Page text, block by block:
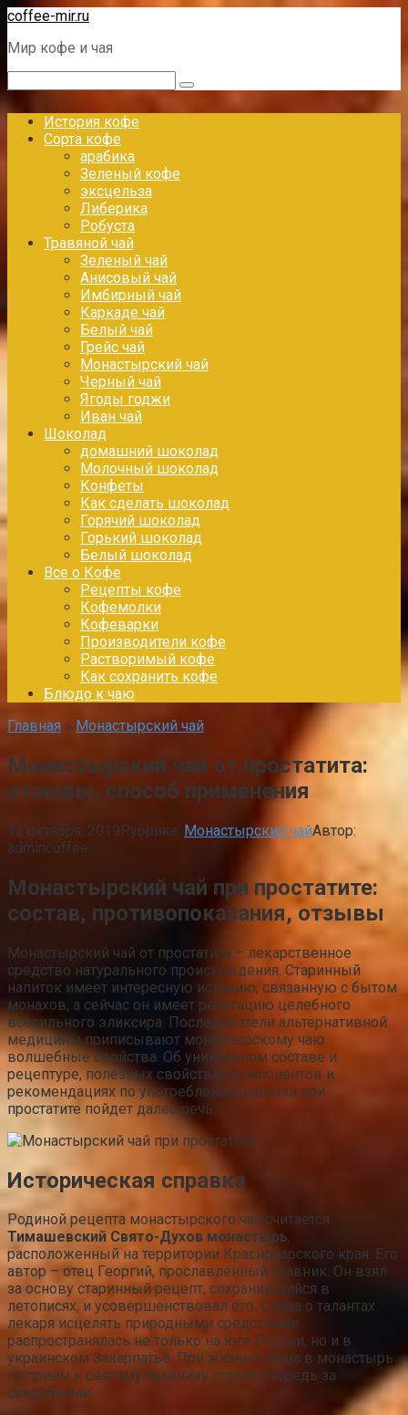
Перейти
контенту
coffee-mir.ru
Мир кофе и чая
История кофе
Сорта кофе
арабика
Зеленый кофе
эксцельза
Либерика
Робуста
Травяной чай
Зеленый чай
Анисовый чай
Имбирный чай
Каркаде чай
Белый чай
Грейс чай
Монастырский чай
Черный чай
Ягоды годжи
Иван чай
Шоколад
домашний шоколад
Молочный шоколад
Конфеты
Как сделать шоколад
Горячий шоколад
Горький шоколад
Белый шоколад
Все о Кофе
Рецепты кофе
Кофемолки
Кофеварки
Производители кофе
Растворимый кофе
Как сохранить кофе
Блюдо к чаю
Главная » Монастырский чай
Монастырский чай от простатита:
отзывы, способ применения
12 октября, 2019Рубрика: Монастырский чайАвтор:
admincoffee
Монастырский чай при простатите:
состав, противопоказания, отзывы
Монастырский чай от простатита – лекарственное
средство натурального происхождения. Старинный
напиток имеет интересную историю, связанную с бытом
монахов, а сейчас он имеет репутацию целебного
всесильного эликсира. Последователи альтернативной
медицины приписывают монастырскому чаю
волшебные свойства. Об уникальном составе и
рецептуре, полезных свойствах компонентов и
рекомендациях по употреблению напитка при
простатите пойдет далее речь.
Историческая справка
Родиной рецепта монастырского чая считается
Тимашевский Свято-Духов монастырь,
расположенный на территории Краснодарского края. Его
автор – отец Георгий, прославленный травник. Он взял
за основу старинный рецепт, сохранившийся в
летописях, и усовершенствовал его. Слава о талантах
лекаря исцелять природными средствами
распространялась не только на юге России, но и в
украинском Закарпатье. При жизни старца в монастырь
на прием к святому травнику стояла очередь за
снадобьями.